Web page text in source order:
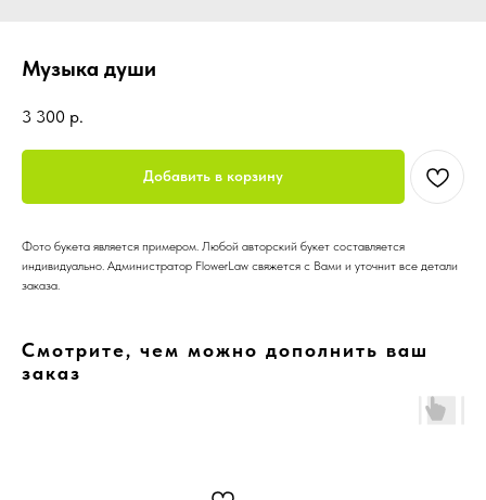
Музыка души
3 300 р.
Добавить в корзину
Фото букета является примером. Любой авторский букет составляется
индивидуально. Администратор FlowerLaw свяжется с Вами и уточнит все детали
заказа.
Смотрите, чем можно дополнить ваш
заказ